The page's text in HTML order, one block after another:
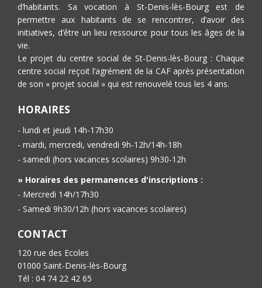
d’habitants. Sa vocation à St-Denis-lès-Bourg est de
permettre aux habitants de se rencontrer, d’avoir des
initiatives, d’être un lieu ressource pour tous les âges de la
vie.
Le projet du centre social de St-Denis-lès-Bourg : Chaque
centre social reçoit l’agrément de la CAF après présentation
de son « projet social » qui est renouvelé tous les 4 ans.
HORAIRES
- lundi et jeudi 14h-17h30
- mardi, mercredi, vendredi 9h-12h/14h-18h
- samedi (hors vacances scolaires) 9h30-12h
» Horaires des permanences d'inscriptions :
- Mercredi 14h/17h30
- Samedi 9h30/12h (hors vacances scolaires)
CONTACT
120 rue des Ecoles
01000 Saint-Denis-lès-Bourg
Tél : 04 74 22 42 65